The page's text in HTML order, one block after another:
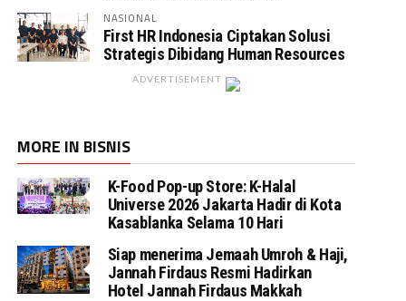
NASIONAL
First HR Indonesia Ciptakan Solusi
Strategis Dibidang Human Resources
ADVERTISEMENT
MORE IN BISNIS
K-Food Pop-up Store: K-Halal
Universe 2026 Jakarta Hadir di Kota
Kasablanka Selama 10 Hari
Siap menerima Jemaah Umroh & Haji,
Jannah Firdaus Resmi Hadirkan
Hotel Jannah Firdaus Makkah